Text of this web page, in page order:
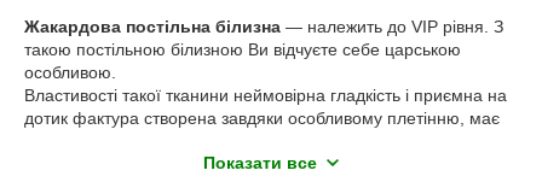
Жакардова постільна білизна ― належить до VIP рівня. З
такою постільною білизною Ви відчуєте себе царською
особливою.
Властивості такої тканини неймовірна гладкість і приємна на
дотик фактура створена завдяки особливому плетінню, має
входять до складу жакарду, а також завдяки особливій його
Показати все